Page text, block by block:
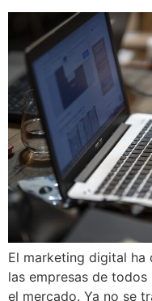
El marketing digital
las empresas de
el mercado. Ya no se